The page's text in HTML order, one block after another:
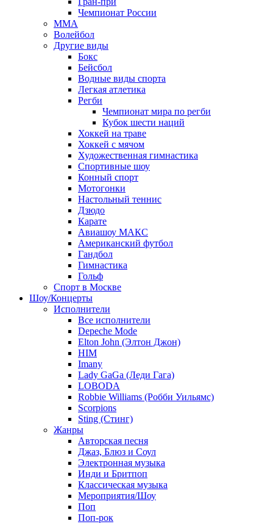
Чемпионат России
MMA
Волейбол
Другие виды
Бокс
Бейсбол
Водные виды спорта
Легкая атлетика
Регби
Чемпионат мира по регби
Кубок шести наций
Хоккей на траве
Хоккей с мячом
Художественная гимнастика
Спортивные шоу
Конный спорт
Мотогонки
Настольный теннис
Дзюдо
Карате
Авиашоу МАКС
Американский футбол
Гандбол
Гимнастика
Гольф
Спорт в Москве
Шоу/Концерты
Исполнители
Все исполнители
Depeche Mode
Elton John (Элтон Джон)
HIM
Imany
Lady GaGa (Леди Гага)
LOBODA
Robbie Williams (Робби Уильямс)
Scorpions
Sting (Стинг)
Жанры
Авторская песня
Джаз, Блюз и Соул
Электронная музыка
Инди и Бритпоп
Классическая музыка
Мероприятия/Шоу
Поп
Поп-рок